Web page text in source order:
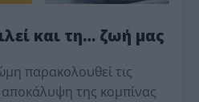
και τη… ζωή μας
παρακολουθεί τις
αποκάλυψη της κο­μπίνας